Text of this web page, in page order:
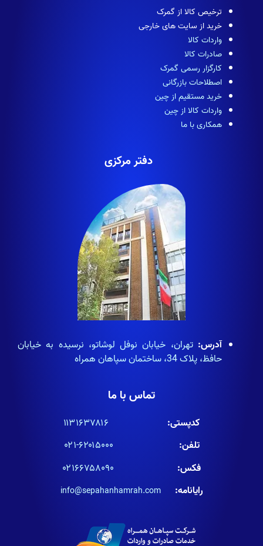
ترخیص کالا از گمرک
خرید از سایت های خارجی
واردات کالا
صادرات کالا
کارگزار رسمی گمرک
اصطلاحات بازرگانی
خرید مستقیم از چین
واردات کالا از چین
همکاری با ما
دفتر مرکزی
آدرس: تهران، خیابان نوفل لوشاتو، نرسیده به خیابان
حافظ، پلاک 34، ساختمان سپاهان همراه
تماس با ما
کدپستی:
۱۱۳۱۶۳۷۸۱۶
تلفن:
۶۲۰۱۵۰۰۰-۰۲۱
فکس:
۰۲۱۶۶۷۵۸۰۹۰
رایانامه:
info@sepahanhamrah.com